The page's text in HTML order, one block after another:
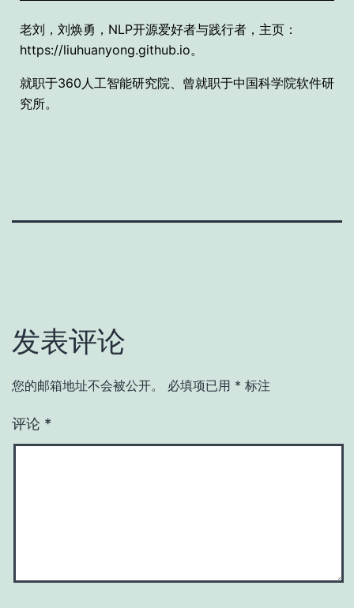
老刘，刘焕勇，NLP开源爱好者与践行者，主页：
https://liuhuanyong.github.io。
就职于360人工智能研究院、曾就职于中国科学院软件研
究所。
发表评论
您的邮箱地址不会被公开。 必填项已用 * 标注
评论 *